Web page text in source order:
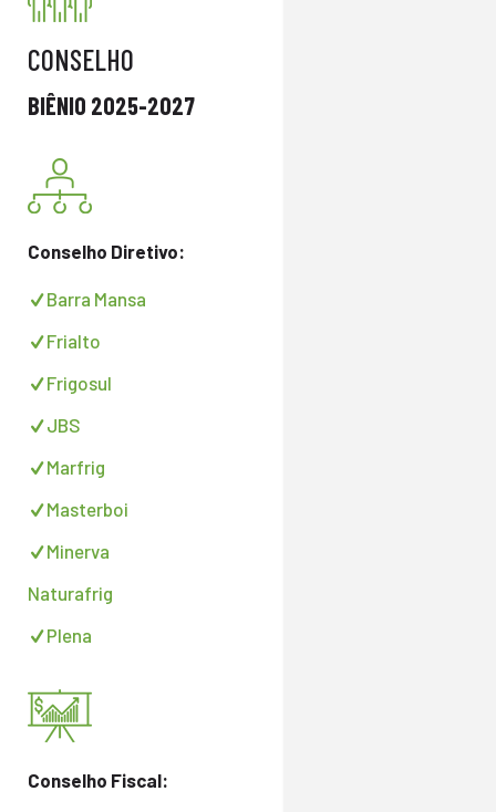
CONSELHO
BIÊNIO 2025-2027
Conselho Diretivo:
Barra Mansa
Frialto
Frigosul
JBS
Marfrig
Masterboi
Minerva
Naturafrig
Plena
Conselho Fiscal: